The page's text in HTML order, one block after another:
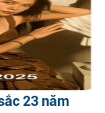
23 năm